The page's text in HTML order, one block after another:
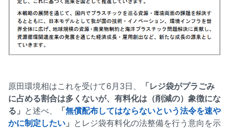
原田環境相はこれを受けて6月3日、
「レジ袋がプラごみ
に占める割合は多くないが、有料化は（削減の）象徴にな
る」 と述べ、 「無償配布してはならないという法令を速や
かに制定したい 」 とレジ袋有料化の法整備を行う意向を示